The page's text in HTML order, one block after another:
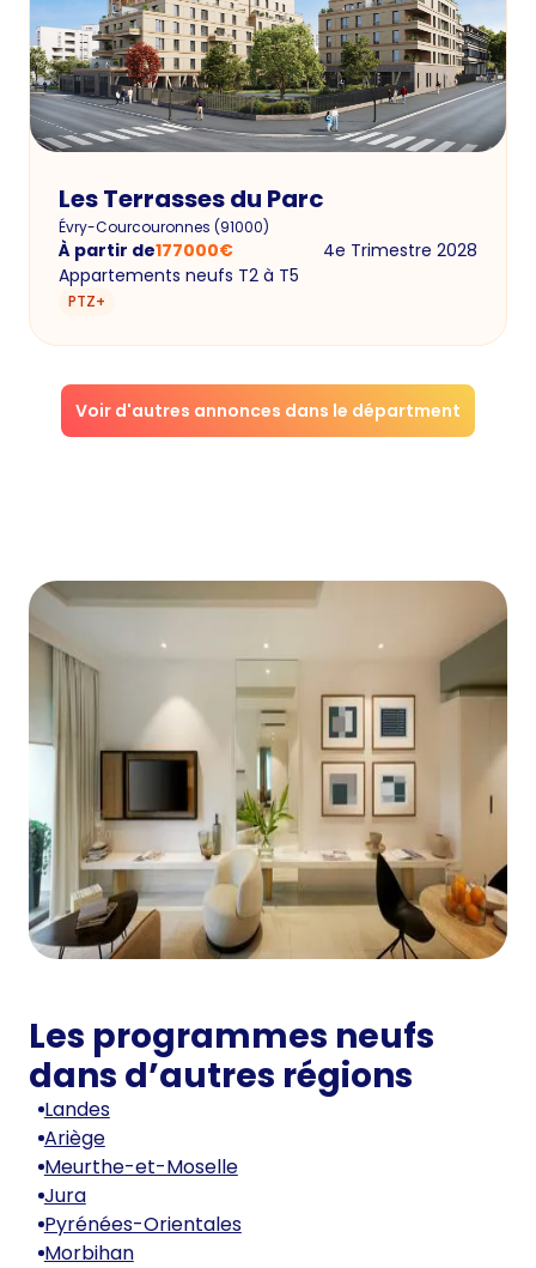
Les Terrasses du Parc
Évry-Courcouronnes (91000)
À partir de177000€
4e Trimestre 2028
Appartements neufs T2 à T5
PTZ+
Voir d'autres annonces dans le départment
Les programmes neufs
dans d’autres régions
Landes
Ariège
Meurthe-et-Moselle
Jura
Pyrénées-Orientales
Morbihan